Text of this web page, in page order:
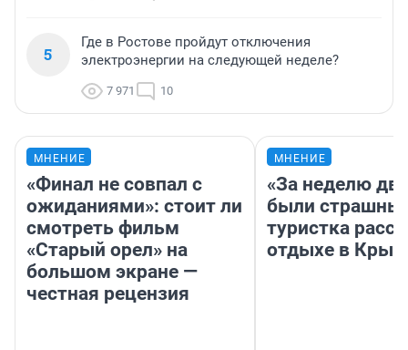
5
Где в Ростове пройдут отключения
электроэнергии на следующей неделе?
7 971 10
МНЕНИЕ
«Финал не совпал с
ожиданиями»: стоит ли
смотреть фильм
«Старый орел» на
большом экране —
честная рецензия
МНЕНИЕ
«За неделю
были
туристка
отдыхе в